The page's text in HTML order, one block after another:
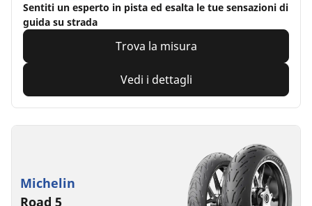
Sentiti un esperto in pista ed esalta le tue sensazioni di
guida su strada
Trova la misura
Vedi i dettagli
Michelin
Road 5